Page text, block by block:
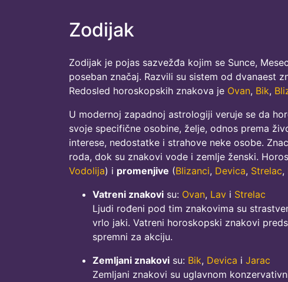
Zodijak
Zodijak je pojas sazvežđa kojim se Sunce,
poseban značaj. Razvili su sistem od dvanaest
Redosled horoskopskih znakova je Ovan, Bik,
U modernoj zapadnoj astrologiji veruje se da
svoje specifične osobine, želje, odnos prema
interese, nedostatke i strahove neke osobe.
roda, dok su znakovi vode i zemlje ženski.
Vodolija) i promenjive (Blizanci, Devica, Strelac,
Vatreni znakovi su: Ovan, Lav i Strelac
Ljudi rođeni pod tim znakovima su
vrlo jaki. Vatreni horoskopski znakovi
spremni za akciju.
Zemljani znakovi su: Bik, Devica i Jarac
Zemljani znakovi su uglavnom